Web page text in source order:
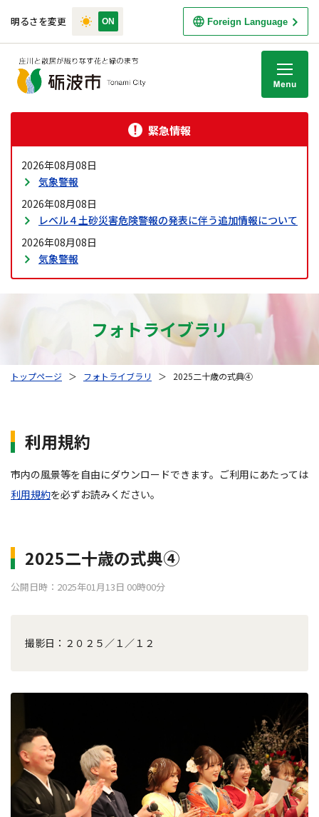
明るさを変更 Foreign Language
緊急情報
2026年08月08日
気象警報
2026年08月08日
レベル４土砂災害危険警報の発表に伴う追加情報について
2026年08月08日
気象警報
フォトライブラリ
トップページ ＞ フォトライブラリ ＞ 2025二十歳の式典④
利用規約
市内の風景等を自由にダウンロードできます。ご利用にあたっては
利用規約を必ずお読みください。
2025二十歳の式典④
公開日時：2025年01月13日 00時00分
撮影日：２０２５／１／１２